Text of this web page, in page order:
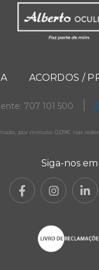
ACORDOS /
707 101 500
por minuto: 0,09€ nas
Siga-nos em